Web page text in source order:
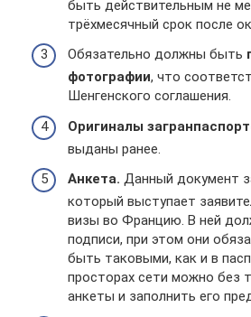
быть действительным не
трёхмесячный срок после
Обязательно должны быть
фотографии, что
Шенгенского соглашения.
Оригиналы
выданы ранее.
Анкета. Данный документ
который выступает
визы во Францию. В ней
подписи, при этом они
быть таковыми, как и в
просторах сети можно без
анкеты и заполнить его